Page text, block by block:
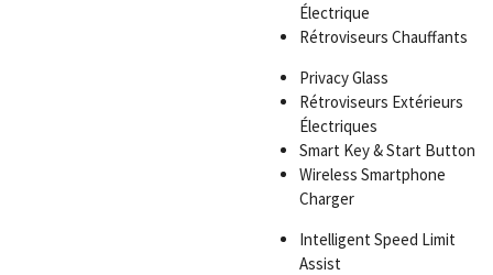
Électrique
Rétroviseurs Chauffants
Privacy Glass
Rétroviseurs Extérieurs
Électriques
Smart Key & Start Button
Wireless Smartphone
Charger
Intelligent Speed Limit
Assist